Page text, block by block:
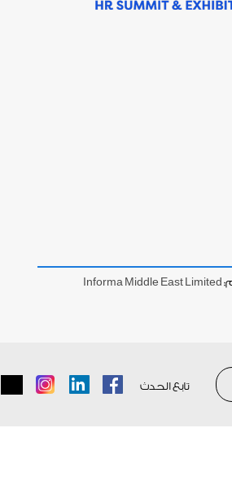
Informa Middle East Limited
تابع الحدث Facebook
LinkedIn
Instagram